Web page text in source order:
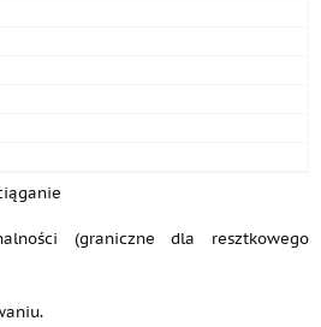
(graniczne dla resztkowego